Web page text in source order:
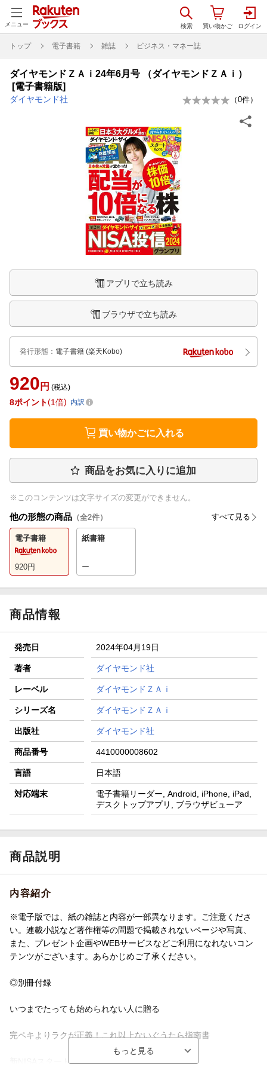
メニュー
トップ 電子書籍 雑誌 ビジネス・マネー誌
ダイヤモンドＺＡｉ24年6月号 （ダイヤモンドＺＡｉ）
[電子書籍版]
ダイヤモンド社 （0件）
アプリで立ち読み
ブラウザで立ち読み
発行形態 ： 電子書籍 (楽天Kobo)
920 円 (税込)
8ポイント 1倍 内訳
買い物かごに入れる
商品をお気に入りに追加
※このコンテンツは文字サイズの変更ができません。
他の形態の商品 （全2件） すべて見る
電子書籍
920円
紙書籍
ー
商品情報
発売日 2024年04月19日
著者 ダイヤモンド社
レーベル ダイヤモンドＺＡｉ
シリーズ名 ダイヤモンドＺＡｉ
出版社 ダイヤモンド社
商品番号 4410000008602
言語 日本語
対応端末
電子書籍リーダー, Android, iPhone, iPad,
デスクトップアプリ, ブラウザビューア
商品説明
内容紹介
※電子版では、紙の雑誌と内容が一部異なります。ご注意くださ
い。連載小説など著作権等の問題で掲載されないページや写真、
また、プレゼント企画やWEBサービスなどご利用になれないコン
テンツがございます。あらかじめご了承ください。
◎別冊付録
いつまでたっても始められない人に贈る
完ペキよりラクが正義！これ以上ないぐうたら指南書
新NISAスタートBOOK